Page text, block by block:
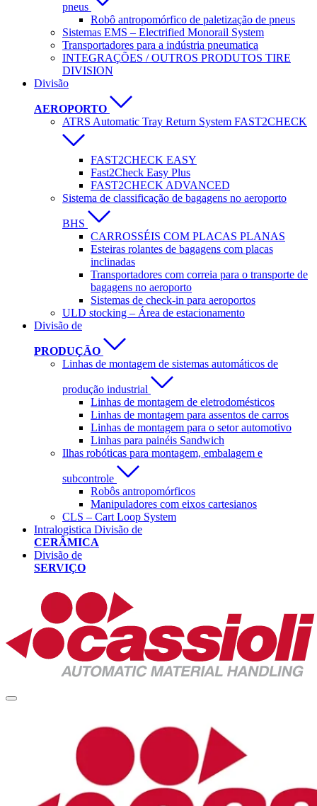
pneus
Robô antropomórfico de paletização de pneus
Sistemas EMS – Electrified Monorail System
Transportadores para a indústria pneumatica
INTEGRAÇÕES / OUTROS PRODUTOS TIRE
DIVISION
Divisão
AEROPORTO
ATRS Automatic Tray Return System FAST2CHECK
FAST2CHECK EASY
Fast2Check Easy Plus
FAST2CHECK ADVANCED
Sistema de classificação de bagagens no aeroporto
BHS
CARROSSÉIS COM PLACAS PLANAS
Esteiras rolantes de bagagens com placas
inclinadas
Transportadores com correia para o transporte de
bagagens no aeroporto
Sistemas de check-in para aeroportos
ULD stocking – Área de estacionamento
Divisão de
PRODUÇÃO
Linhas de montagem de sistemas automáticos de
produção industrial
Linhas de montagem de eletrodomésticos
Linhas de montagem para assentos de carros
Linhas de montagem para o setor automotivo
Linhas para painéis Sandwich
Ilhas robóticas para montagem, embalagem e
subcontrole
Robôs antropomórficos
Manipuladores com eixos cartesianos
CLS – Cart Loop System
Intralogistica Divisão de
CERÂMICA
Divisão de
SERVIÇO